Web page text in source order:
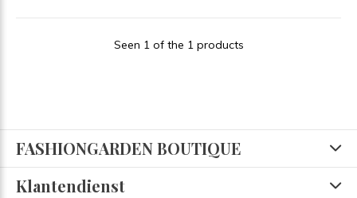
Seen 1 of the 1 products
FASHIONGARDEN BOUTIQUE
Klantendienst